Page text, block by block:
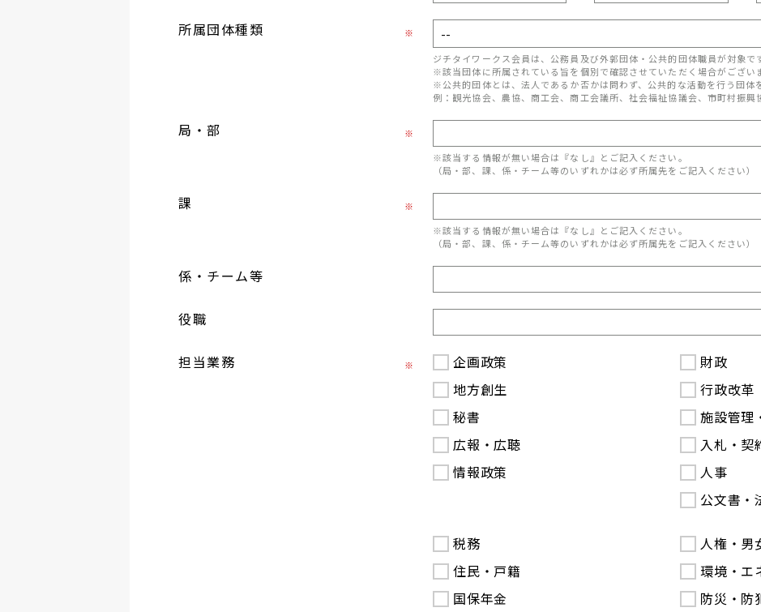
所属団体種類
※
ジチタイワークス会員は、公務員及び外郭団体・公共的団体職員が対象で
※該当団体に所属されている旨を個別で確認させていただく場合がござい
※公共的団体とは、法人であるか否かは問わず、公共的な活動を行う団体
例：観光協会、農協、商工会、商工会議所、社会福祉協議会、市町村振興
局・部
※
※該当する情報が無い場合は『なし』とご記入ください。
（局・部、課、係・チーム等のいずれかは必ず所属先をご記入ください）
課
※
※該当する情報が無い場合は『なし』とご記入ください。
（局・部、課、係・チーム等のいずれかは必ず所属先をご記入ください）
係・チーム等
役職
担当業務 ※
企画政策
地方創生
秘書
広報・広聴
情報政策
財政
行政改革
施設管理
入札・契
人事
公文書・
税務
住民・戸籍
国保年金
人権・男
環境・エ
防災・防